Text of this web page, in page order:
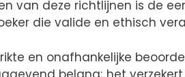
van deze richtlijnen is de
die valide en ethisch
en onafhankelijke